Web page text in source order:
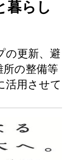
暮らし
の更新、避
の整備等
用させて